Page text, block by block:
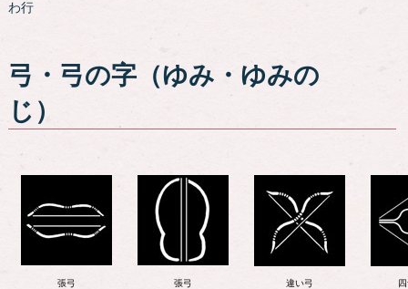
わ行
弓・弓の字（ゆみ・ゆみの
じ）
張弓 張弓 違い弓